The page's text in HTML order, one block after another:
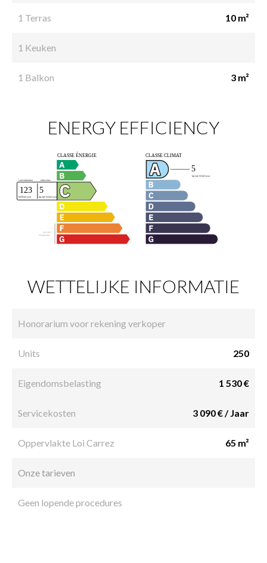
1 Terras 10 m²
1 Keuken
1 Balkon 3 m²
ENERGY EFFICIENCY
WETTELIJKE INFORMATIE
Honorarium voor rekening verkoper
Units 250
Eigendomsbelasting 1 530 €
Servicekosten 3 090 € / Jaar
Oppervlakte Loi Carrez 65 m²
Onze tarieven
Geen lopende procedures